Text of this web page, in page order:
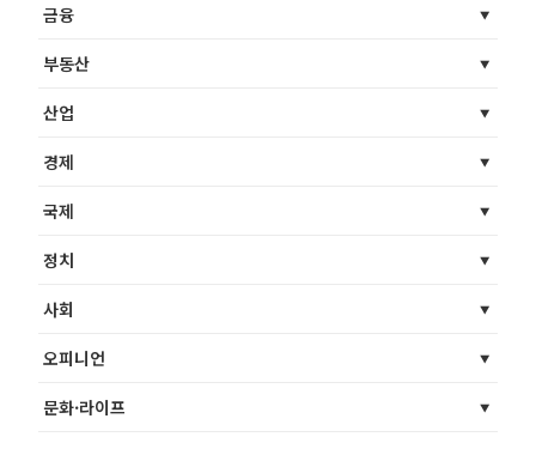
금융
부동산
산업
경제
국제
정치
사회
오피니언
문화·라이프